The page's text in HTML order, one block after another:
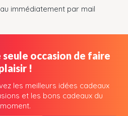
immédiatement par mail
seule occasion de faire
!
les meilleurs idées cadeaux
et les bons cadeaux du
moment.